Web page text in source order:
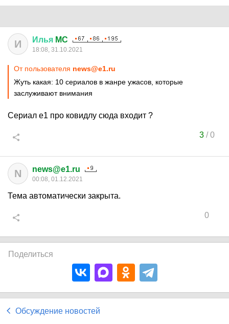
И Илья MC
18:08, 31.10.2021
От пользователя news@e1.ru
Жуть какая: 10 сериалов в жанре ужасов, которые
заслуживают внимания
Сериал е1 про ковидлу сюда входит ?
3/0
N news@e1.ru
00:08, 01.12.2021
Тема автоматически закрыта.
0
Поделиться
Обсуждение новостей